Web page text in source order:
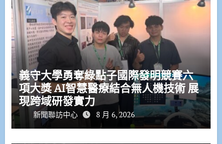
義守大學勇奪綠點子國際發明競賽六
項大獎 AI智慧醫療結合無人機技術 展
現跨域研發實力
新聞聯訪中心 8 月 6, 2026